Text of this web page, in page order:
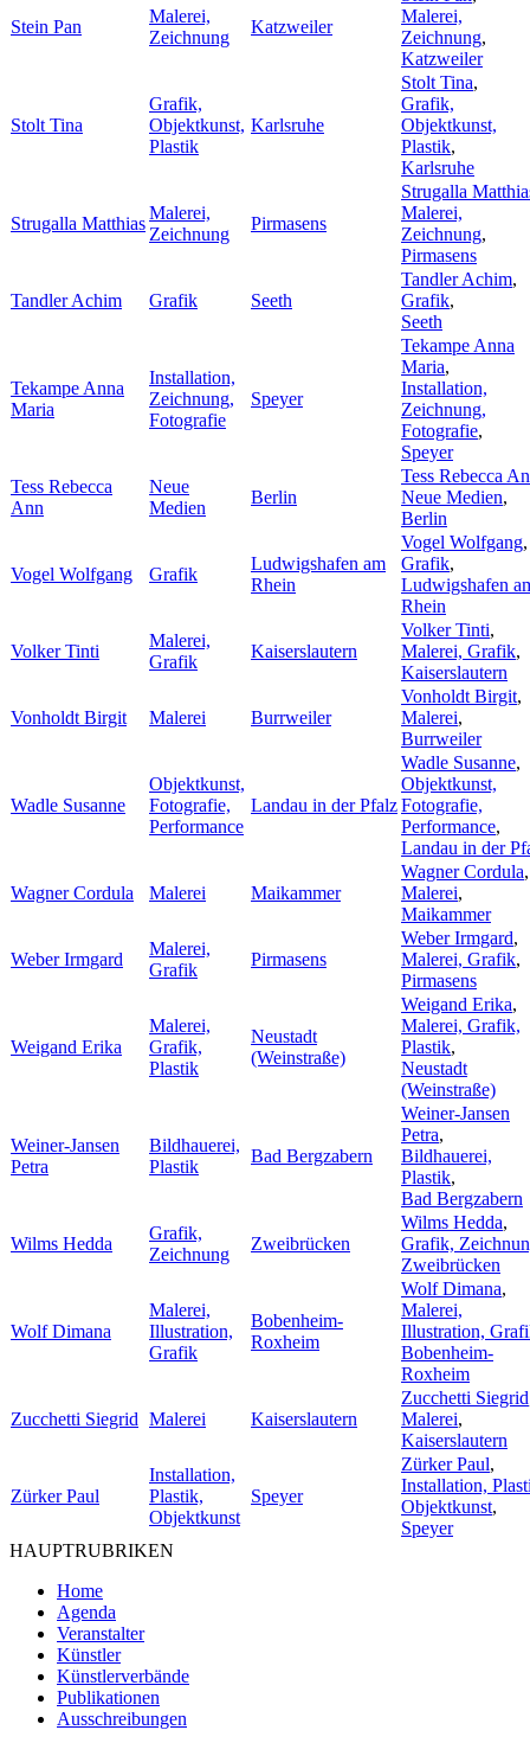
Stein Pan
Malerei,
Zeichnung
Katzweiler
Malerei,
Zeichnung,
Katzweiler
Stolt Tina
Grafik,
Objektkunst,
Plastik
Karlsruhe
Stolt Tina,
Grafik,
Objektkunst,
Plastik,
Karlsruhe
Strugalla Matthias
Malerei,
Zeichnung
Pirmasens
Strugalla
Malerei,
Zeichnung,
Pirmasens
Tandler Achim Grafik Seeth
Tandler Achim,
Grafik,
Seeth
Tekampe Anna
Maria
Installation,
Zeichnung,
Fotografie
Speyer
Tekampe Anna
Maria,
Installation,
Zeichnung,
Fotografie,
Speyer
Tess Rebecca
Ann
Neue
Medien
Berlin
Tess Rebecca
Neue Medien,
Berlin
Vogel Wolfgang Grafik
Ludwigshafen am
Rhein
Vogel Wolfgang,
Grafik,
Ludwigshafen
Rhein
Volker Tinti
Malerei,
Grafik
Kaiserslautern
Volker Tinti,
Malerei, Grafik,
Kaiserslautern
Vonholdt Birgit Malerei Burrweiler
Vonholdt Birgit,
Malerei,
Burrweiler
Wadle Susanne
Objektkunst,
Fotografie,
Performance
Landau in der Pfalz
Wadle Susanne,
Objektkunst,
Fotografie,
Performance,
Landau in der
Wagner Cordula Malerei Maikammer
Wagner Cordula,
Malerei,
Maikammer
Weber Irmgard
Malerei,
Grafik
Pirmasens
Weber Irmgard,
Malerei, Grafik,
Pirmasens
Weigand Erika
Malerei,
Grafik,
Plastik
Neustadt
(Weinstraße)
Weigand Erika,
Malerei, Grafik,
Plastik,
Neustadt
(Weinstraße)
Weiner-Jansen
Petra
Bildhauerei,
Plastik
Bad Bergzabern
Weiner-Jansen
Petra,
Bildhauerei,
Plastik,
Bad Bergzabern
Wilms Hedda
Grafik,
Zeichnung
Zweibrücken
Wilms Hedda,
Grafik,
Zweibrücken
Wolf Dimana
Malerei,
Illustration,
Grafik
Bobenheim-
Roxheim
Wolf Dimana,
Malerei,
Illustration,
Bobenheim-
Roxheim
Zucchetti Siegrid Malerei Kaiserslautern
Zucchetti Siegrid
Malerei,
Kaiserslautern
Zürker Paul
Installation,
Plastik,
Objektkunst
Speyer
Zürker Paul,
Installation,
Objektkunst,
Speyer
HAUPTRUBRIKEN
Home
Agenda
Veranstalter
Künstler
Künstlerverbände
Publikationen
Ausschreibungen